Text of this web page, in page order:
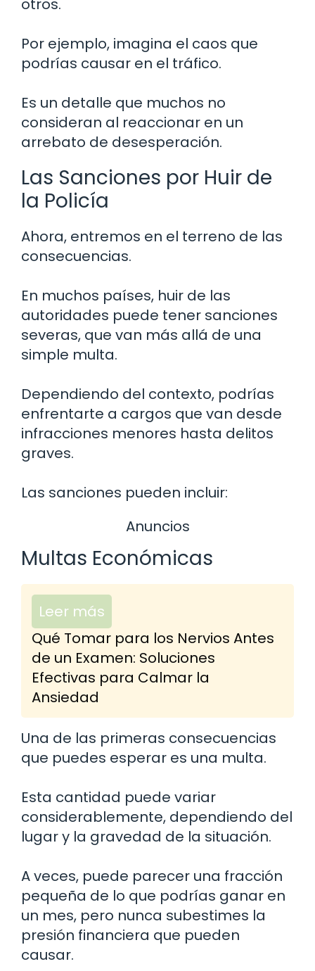
otros.
Por ejemplo, imagina el caos que
podrías causar en el tráfico.
Es un detalle que muchos no
consideran al reaccionar en un
arrebato de desesperación.
Las Sanciones por Huir de
la Policía
Ahora, entremos en el terreno de las
consecuencias.
En muchos países, huir de las
autoridades puede tener sanciones
severas, que van más allá de una
simple multa.
Dependiendo del contexto, podrías
enfrentarte a cargos que van desde
infracciones menores hasta delitos
graves.
Las sanciones pueden incluir:
Anuncios
Multas Económicas
Leer más
Qué Tomar para los Nervios Antes
de un Examen: Soluciones
Efectivas para Calmar la
Ansiedad
Una de las primeras consecuencias
que puedes esperar es una multa.
Esta cantidad puede variar
considerablemente, dependiendo del
lugar y la gravedad de la situación.
A veces, puede parecer una fracción
pequeña de lo que podrías ganar en
un mes, pero nunca subestimes la
presión financiera que pueden
causar.